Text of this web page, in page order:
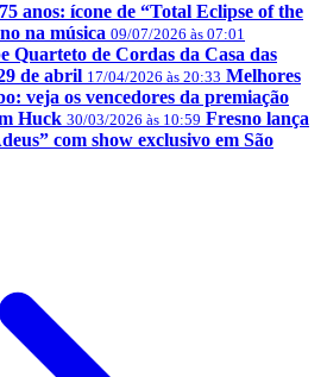
anos: ícone de “Total Eclipse of the
na música 09/07/2026 às 07:01
Quarteto de Cordas da Casa das
de abril 17/04/2026 às 20:33 Melhores
veja os vencedores da premiação
Huck 30/03/2026 às 10:59 Fresno lança
com show exclusivo em São